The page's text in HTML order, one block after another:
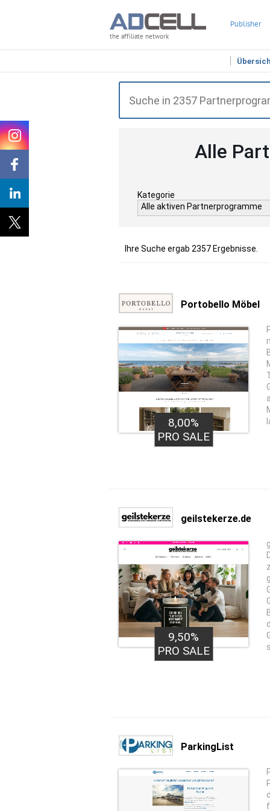
the affiliate network
Publisher
Alle
Kategorie
Alle aktiven Partnerprogramme
Ihre Suche ergab 2357 Ergebnisse.
Portobello Möbel
8,00%
PRO SALE
geilstekerze.de
9,50%
PRO SALE
ParkingList